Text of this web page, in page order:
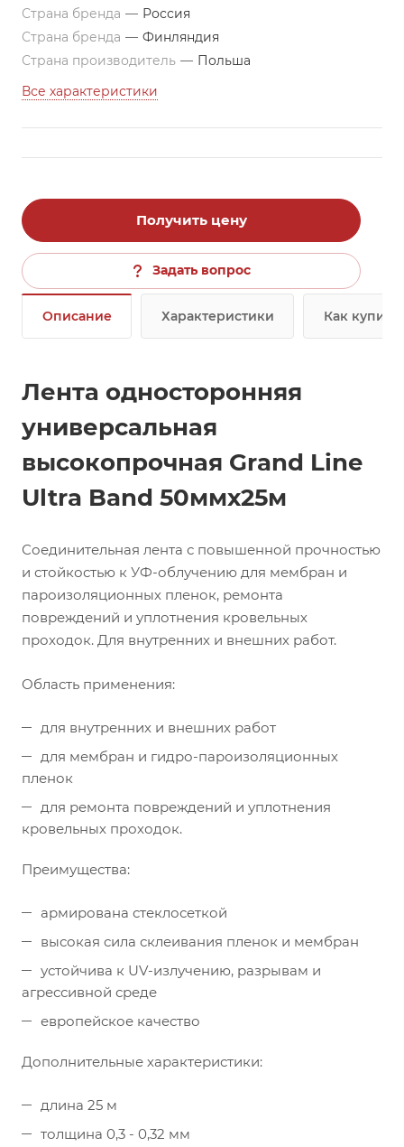
Страна бренда — Россия
Страна бренда — Финляндия
Страна производитель — Польша
Все характеристики
Получить цену
Задать вопрос
Описание Характеристики Как купить
Лента односторонняя
универсальная
высокопрочная Grand Line
Ultra Band 50ммх25м
Соединительная лента с повышенной прочностью
и стойкостью к УФ-облучению для мембран и
пароизоляционных пленок, ремонта
повреждений и уплотнения кровельных
проходок. Для внутренних и внешних работ.
Область применения:
для внутренних и внешних работ
для мембран и гидро-пароизоляционных
пленок
для ремонта повреждений и уплотнения
кровельных проходок.
Преимущества:
армирована стеклосеткой
высокая сила склеивания пленок и мембран
устойчива к UV-излучению, разрывам и
агрессивной среде
европейское качество
Дополнительные характеристики:
длина 25 м
толщина 0,3 - 0,32 мм